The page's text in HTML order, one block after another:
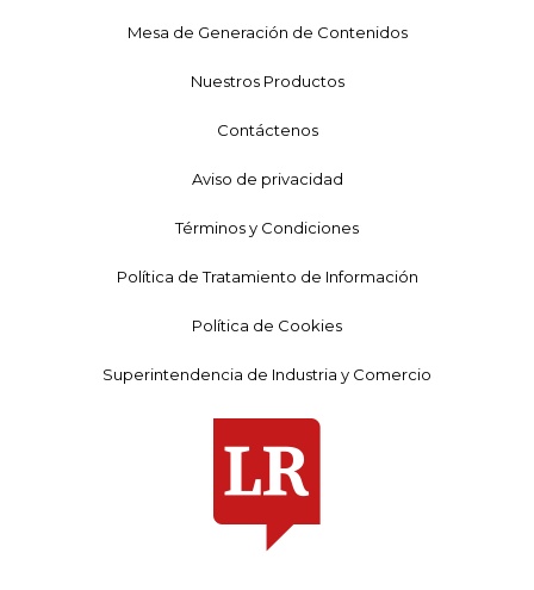
Mesa de Generación de Contenidos
Nuestros Productos
Contáctenos
Aviso de privacidad
Términos y Condiciones
Política de Tratamiento de Información
Política de Cookies
Superintendencia de Industria y Comercio